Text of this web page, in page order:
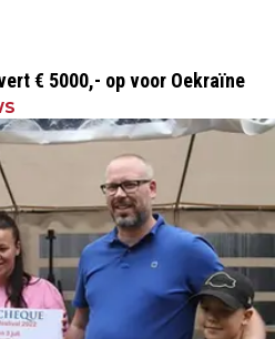
€ 5000,- op voor Oekraïne